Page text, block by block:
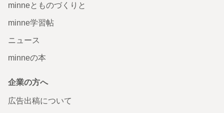
minneとものづくりと
minne学習帖
ニュース
minneの本
企業の方へ
広告出稿について